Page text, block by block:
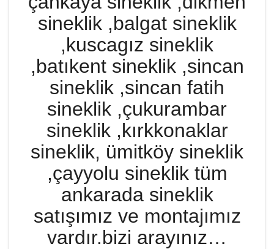
sineklik ,balgat sineklik
,kuscagız sineklik
,batıkent sineklik ,sincan
sineklik ,sincan fatih
sineklik ,çukurambar
sineklik ,kırkkonaklar
sineklik, ümitköy sineklik
,çayyolu sineklik tüm
ankarada sineklik
satışımız ve montajımız
vardır.bizi arayınız…